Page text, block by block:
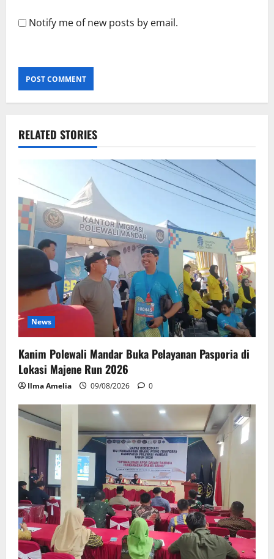
Notify me of new posts by email.
RELATED STORIES
News
Kanim Polewali Mandar Buka Pelayanan Pasporia di
Lokasi Majene Run 2026
Ilma Amelia 09/08/2026 0